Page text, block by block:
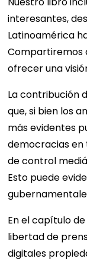
interesantes,
Latinoamérica
Compartiremos
ofrecer una
La contribución
que, si bien los
más evidentes
democracias
de control
Esto puede
En el capítulo
libertad de
digitales